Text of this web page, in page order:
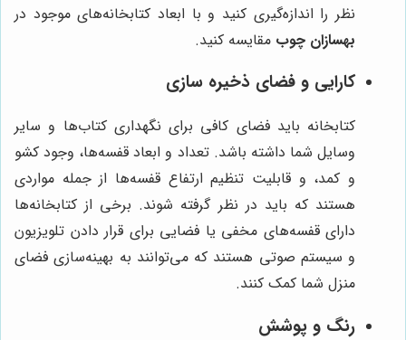
نظر را اندازه‌گیری کنید و با ابعاد کتابخانه‌های موجود در
بهسازان چوب مقایسه کنید.
کارایی و فضای ذخیره سازی
کتابخانه باید فضای کافی برای نگهداری کتاب‌ها و سایر
وسایل شما داشته باشد. تعداد و ابعاد قفسه‌ها، وجود کشو
و کمد، و قابلیت تنظیم ارتفاع قفسه‌ها از جمله مواردی
هستند که باید در نظر گرفته شوند. برخی از کتابخانه‌ها
دارای قفسه‌های مخفی یا فضایی برای قرار دادن تلویزیون
و سیستم صوتی هستند که می‌توانند به بهینه‌سازی فضای
منزل شما کمک کنند.
رنگ و پوشش